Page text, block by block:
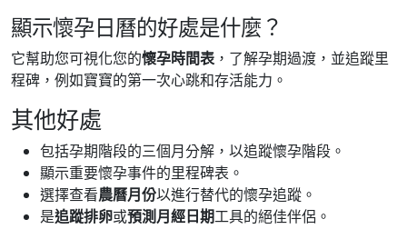
顯示懷孕日曆的好處是什麼？
它幫助您可視化您的懷孕時間表，了解孕期過渡，並追蹤里
程碑，例如寶寶的第一次心跳和存活能力。
其他好處
包括孕期階段的三個月分解，以追蹤懷孕階段。
顯示重要懷孕事件的里程碑表。
選擇查看農曆月份以進行替代的懷孕追蹤。
是追蹤排卵或預測月經日期工具的絕佳伴侶。